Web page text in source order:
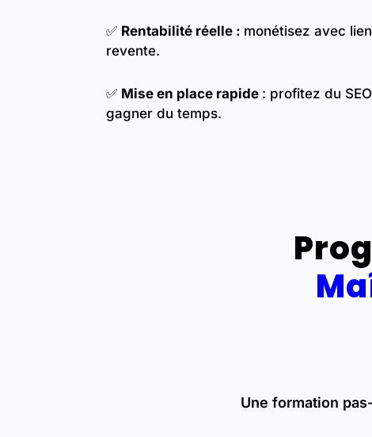
✅ Rentabilité réelle : monétisez avec
revente.
✅ Mise en place rapide : profitez du
gagner du temps.
Une formation